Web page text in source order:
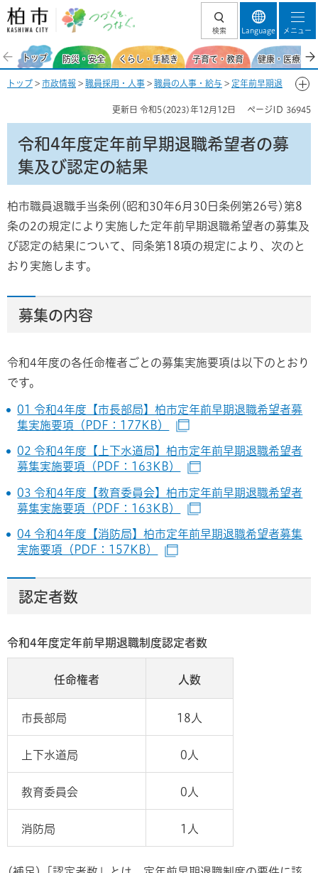
柏市 つづくを、
検索 Language メニュー
トップ 防災・安全 くらし・手続き 子育て・教育 健康・医療・
トップ > 市政情報 > 職員採用・人事 > 職員の人事・給与 > 定年前早期退
更新日 令和5(2023)年12月12日 ページID 36945
令和4年度定年前早期退職希望者の募
集及び認定の結果
柏市職員退職手当条例(昭和30年6月30日条例第26号)第8
条の2の規定により実施した定年前早期退職希望者の募集及
び認定の結果について、同条第18項の規定により、次のと
おり実施します。
募集の内容
令和4年度の各任命権者ごとの募集実施要項は以下のとおり
です。
01 令和4年度【市長部局】柏市定年前早期退職希望者募
集実施要項（PDF：177KB）
02 令和4年度【上下水道局】柏市定年前早期退職希望者
募集実施要項（PDF：163KB）
03 令和4年度【教育委員会】柏市定年前早期退職希望者
募集実施要項（PDF：163KB）
04 令和4年度【消防局】柏市定年前早期退職希望者募集
実施要項（PDF：157KB）
認定者数
令和4年度定年前早期退職制度認定者数
任命権者 人数
市長部局 18人
上下水道局 0人
教育委員会 0人
消防局 1人